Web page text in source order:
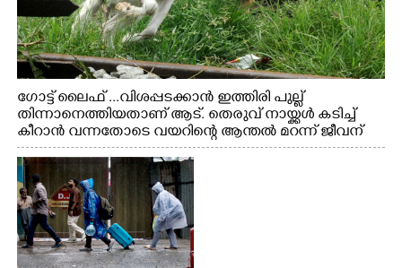
ഗോട്ട് ലൈഫ് ...വിശപ്പടക്കാൻ ഇത്തിരി പുല്ല്
തിന്നാനെത്തിയതാണ് ആട്. തെരുവ് നായ്ക്കൾ കടിച്ച്
കീറാൻ വന്നതോടെ വയറിന്റെ ആന്തൽ മറന്ന് ജീവന്
വേണ്ടിയായി ഓട്ടം. എറണാകുളം വാത്തുരുത്തിയിൽ
നിന്നുള്ള കാഴ്ച